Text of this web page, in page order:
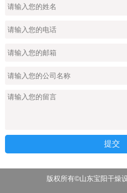
提交
版权所有©山东宝阳干燥